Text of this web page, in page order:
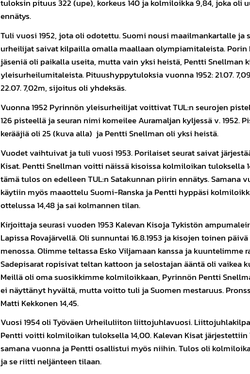
tuloksin pituus 322 (upe), korkeus 140 ja kolmiloikka 9,84, joka oli
ennätys.
Tuli vuosi 1952, jota oli odotettu. Suomi nousi maailmankartalle ja
urheilijat saivat kilpailla omalla maallaan olympiamitaleista. Porin
jäseniä oli paikalla useita, mutta vain yksi heistä, Pentti Snellman
yleisurheilumitaleista. Pituushyppytuloksia vuonna 1952: 21.07.
22.07. 7,02m, sijoitus oli yhdeksäs.
Vuonna 1952 Pyrinnön yleisurheilijat voittivat TUL:n seurojen
126 pisteellä ja seuran nimi komeilee Auramaljan kyljessä v. 1952.
kerääjiä oli 25 (kuva alla) ja Pentti Snellman oli yksi heistä.
Vuodet vaihtuivat ja tuli vuosi 1953. Porilaiset seurat saivat
Kisat. Pentti Snellman voitti näissä kisoissa kolmiloikan tuloksella
tämä tulos on edelleen TUL:n Satakunnan piirin ennätys. Samana
käytiin myös maaottelu Suomi-Ranska ja Pentti hyppäsi
ottelussa 14,48 ja sai kolmannen tilan.
Kirjoittaja seurasi vuoden 1953 Kalevan Kisoja Tykistön
Lapissa Rovajärvellä. Oli sunnuntai 16.8.1953 ja kisojen toinen päivä
menossa. Olimme teltassa Esko Viljamaan kanssa ja kuuntelimme
Sadepisarat ropisivat teltan kattoon ja selostajan ääntä oli vaikea
Meillä oli oma suosikkimme kolmiloikkaan, Pyrinnön Pentti
ei näyttänyt hyvältä, mutta voitto tuli ja Suomen mestaruus.
Matti Kekkonen 14,45.
Vuosi 1954 oli Työväen Urheiluliiton liittojuhlavuosi.
Pentti voitti kolmiloikan tuloksella 14,00. Kalevan Kisat järjestettiin
samana vuonna ja Pentti osallistui myös niihin. Tulos oli
ja se riitti neljänteen tilaan.